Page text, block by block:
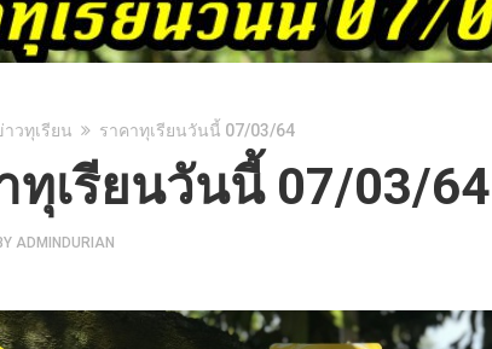
าวทุเรียน ราคาทุเรียนวันนี้ 07/03/64
ทุเรียนวันนี้ 07/03/64
ADMINDURIAN